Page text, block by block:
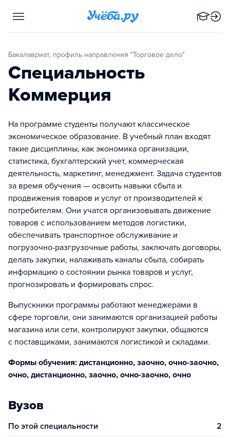
Бакалавриат, профиль направления "Торговое дело"
Специальность
Коммерция
На программе студенты получают классическое
экономическое образование. В учебный план входят
такие дисциплины, как экономика организации,
статистика, бухгалтерский учет, коммерческая
деятельность, маркетинг, менеджмент. Задача студентов
за время обучения — освоить навыки сбыта и
продвижения товаров и услуг от производителей к
потребителям. Они учатся организовывать движение
товаров с использованием методов логистики,
обеспечивать транспортное обслуживание и
погрузочно-разгрузочные работы, заключать договоры,
делать закупки, налаживать каналы сбыта, собирать
информацию о состоянии рынка товаров и услуг,
прогнозировать и формировать спрос.
Выпускники программы работают менеджерами в
сфере торговли, они занимаются организацией работы
магазина или сети, контролируют закупки, общаются
с поставщиками, занимаются логистикой и складами.
Формы обучения: дистанционно, заочно, очно-заочно,
очно, дистанционно, заочно, очно-заочно, очно
Вузов
По этой специальности 2